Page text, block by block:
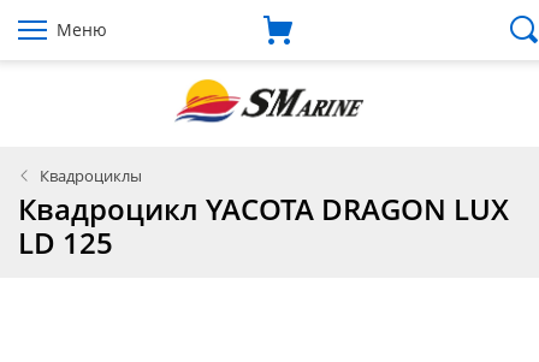
Меню
Квадроциклы
Квадроцикл YACOTA DRAGON LUX
LD 125